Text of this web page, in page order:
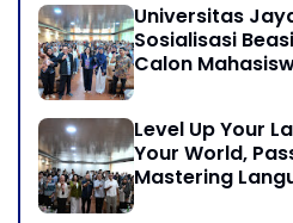
Universitas
Sosialisasi
Calon
Level Up Your
Your World,
Mastering